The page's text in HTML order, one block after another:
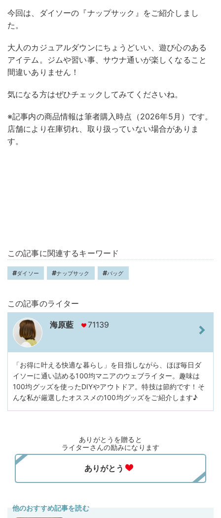
今回は、ダイソーの『ナップサック』をご紹介しまし
た。
大人のカジュアルダウンにちょうどいい、遊び心のある
アイテム。ジムや習い事、サウナ通いが楽しくなること
間違いありません！
気になる方はぜひチェックしてみてくださいね。
※記事内の商品情報は筆者購入時点（2026年5月）です。
店舗により在庫切れ、取り扱っていない場合がありま
す。
この記事に関連するキーワード
ダイソー ナップサック バッグ
この記事のライター
海原藍 71139
「お得に叶える快適な暮らし」を目指しながら、ほぼ毎日ダ
イソーに通い詰める100均マニアのウェブライター。趣味は
100均グッズを使ったDIYやアウトドア。特技は節約です！そ
んな私が厳選したオススメの100均グッズをご紹介します♪
ありがとうを贈ると
ライターさんの励みになります
他のおすすめ記事を読む